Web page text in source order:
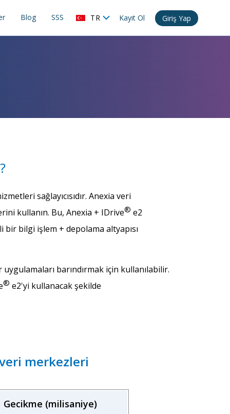
TR Kayıt Ol Giriş Yap
Blog SSS
sağlayıcısıdır. Anexia veri
kullanın. Bu, Anexia + IDrive® e2
bilgi işlem + depolama altyapısı
barındırmak için kullanılabilir.
® e2'yi kullanacak şekilde
merkezleri
Gecikme (milisaniye)